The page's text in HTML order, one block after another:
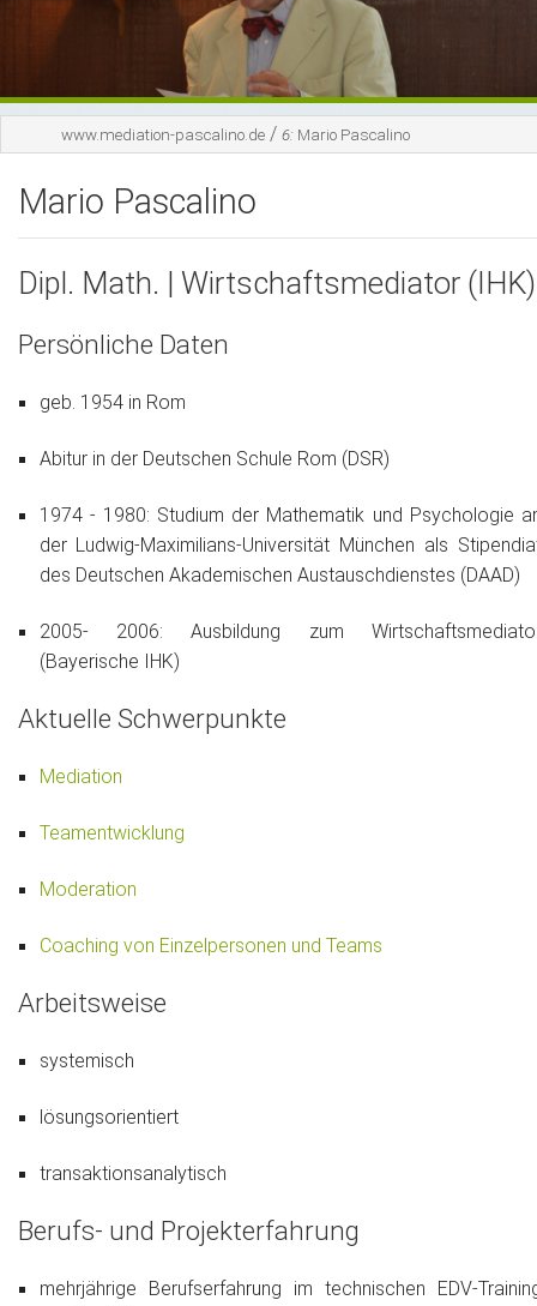
Moderation
Mario Pascalino
Kontakt
Links
www.mediation-pascalino.de / 6: Mario Pascalino
Mario Pascalino
Dipl. Math. | Wirtschaftsmediator (IHK)
Persönliche Daten
geb. 1954 in Rom
Abitur in der Deutschen Schule Rom (DSR)
1974 - 1980: Studium der Mathematik und Psychologie
der Ludwig-Maximilians-Universität München als
des Deutschen Akademischen Austauschdienstes (DAAD)
2005- 2006: Ausbildung zum
(Bayerische IHK)
Aktuelle Schwerpunkte
Mediation
Teamentwicklung
Moderation
Coaching von Einzelpersonen und Teams
Arbeitsweise
systemisch
lösungsorientiert
transaktionsanalytisch
Berufs- und Projekterfahrung
mehrjährige Berufserfahrung im technischen EDV-